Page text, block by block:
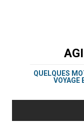
QUELQUES
VOYAGE